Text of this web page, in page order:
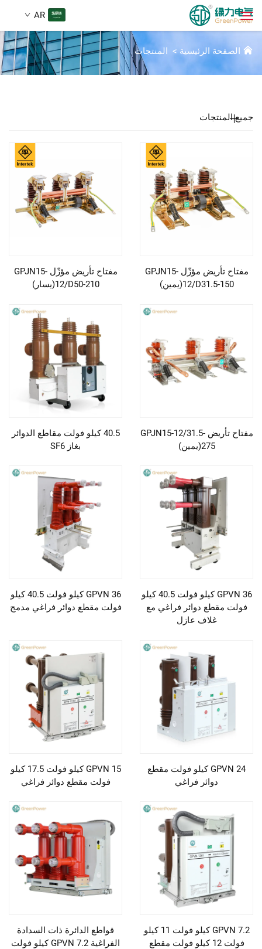
AR
المنتجات
تنزيل
المنتجات
الصفحة الرئيسية> المنتجات
جميع المنتجات
مفتاح تأريض مؤزّل GPJN15-
12/D31.5-150(يمين)
مفتاح تأريض مؤزّل GPJN15-
12/D50-210(يسار)
مفتاح تأريض GPJN15-12/31.5-
275(يمين)
40.5 كيلو فولت مقاطع الدوائر
بغاز SF6
GPVN 36 كيلو فولت 40.5 كيلو
فولت مقطع دوائر فراغي مع
غلاف عازل
GPVN 36 كيلو فولت 40.5 كيلو
فولت مقطع دوائر فراغي مدمج
GPVN 24 كيلو فولت مقطع
دوائر فراغي
GPVN 15 كيلو فولت 17.5 كيلو
فولت مقطع دوائر فراغي
GPVN 7.2 كيلو فولت 11 كيلو
فولت 12 كيلو فولت مقطع
قواطع الدائرة ذات السدادة
الفراغية GPVN 7.2 كيلو فولت